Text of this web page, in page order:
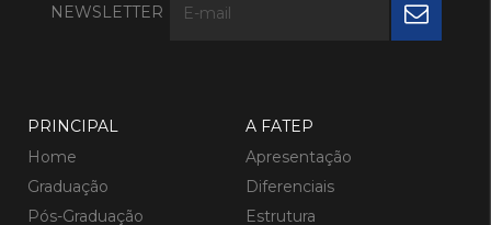
NEWSLETTER
PRINCIPAL
Home
Graduação
Pós-Graduação
A FATEP
Apresentação
Diferenciais
Estrutura